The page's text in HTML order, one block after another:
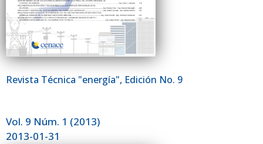
Revista Técnica "energía", Edición No. 9
Vol. 9 Núm. 1 (2013)
2013-01-31